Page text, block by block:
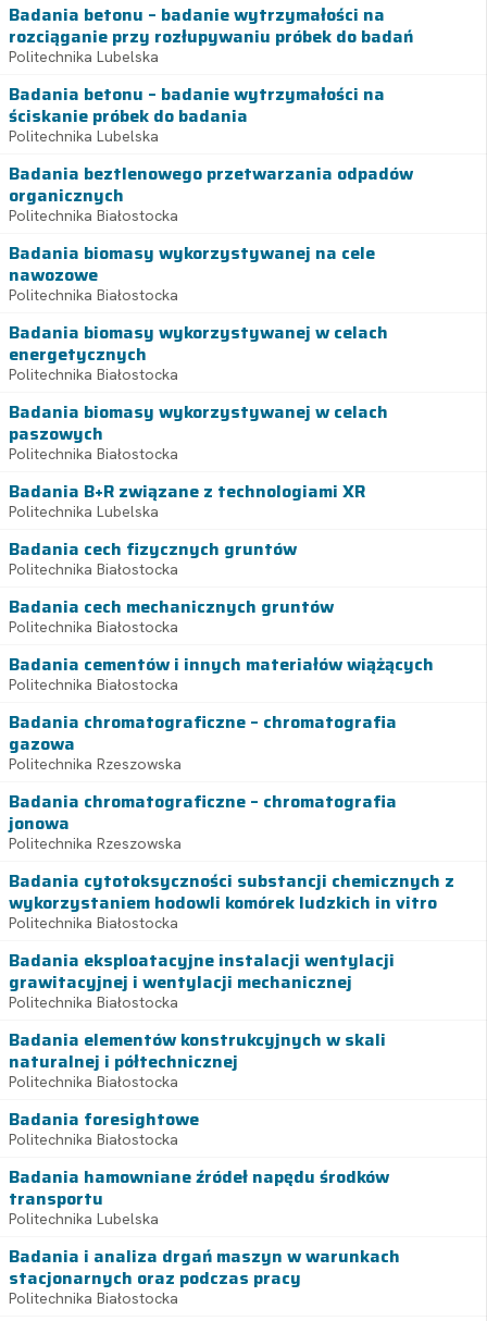
Badania betonu – badanie wytrzymałości na
rozciąganie przy rozłupywaniu próbek do badań
Politechnika Lubelska
Badania betonu – badanie wytrzymałości na
ściskanie próbek do badania
Politechnika Lubelska
Badania beztlenowego przetwarzania odpadów
organicznych
Politechnika Białostocka
Badania biomasy wykorzystywanej na cele
nawozowe
Politechnika Białostocka
Badania biomasy wykorzystywanej w celach
energetycznych
Politechnika Białostocka
Badania biomasy wykorzystywanej w celach
paszowych
Politechnika Białostocka
Badania B+R związane z technologiami XR
Politechnika Lubelska
Badania cech fizycznych gruntów
Politechnika Białostocka
Badania cech mechanicznych gruntów
Politechnika Białostocka
Badania cementów i innych materiałów wiążących
Politechnika Białostocka
Badania chromatograficzne – chromatografia
gazowa
Politechnika Rzeszowska
Badania chromatograficzne – chromatografia
jonowa
Politechnika Rzeszowska
Badania cytotoksyczności substancji chemicznych z
wykorzystaniem hodowli komórek ludzkich in vitro
Politechnika Białostocka
Badania eksploatacyjne instalacji wentylacji
grawitacyjnej i wentylacji mechanicznej
Politechnika Białostocka
Badania elementów konstrukcyjnych w skali
naturalnej i półtechnicznej
Politechnika Białostocka
Badania foresightowe
Politechnika Białostocka
Badania hamowniane źródeł napędu środków
transportu
Politechnika Lubelska
Badania i analiza drgań maszyn w warunkach
stacjonarnych oraz podczas pracy
Politechnika Białostocka